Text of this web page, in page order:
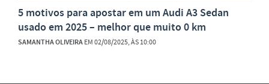
5 motivos para apostar em um Audi A3 Sedan
usado em 2025 – melhor que muito 0 km
SAMANTHA OLIVEIRAEM 02/08/2025, ÀS 10:00